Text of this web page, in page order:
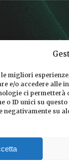
migliori
e/o accedere alle
ci
o ID unici su
negativamente su
COOKIE
DICONO
CHI